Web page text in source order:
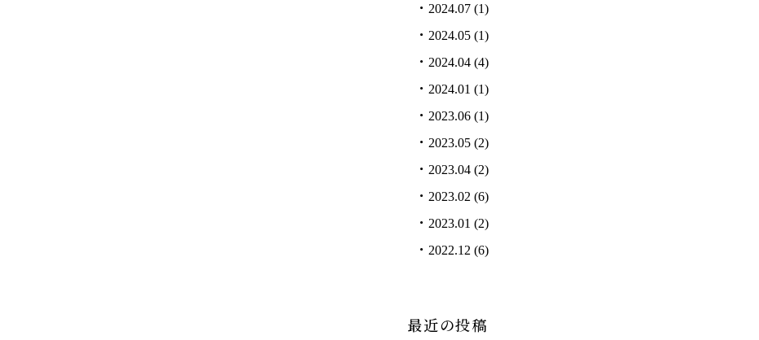
2024.07 (1)
2024.05 (1)
2024.04 (4)
2024.01 (1)
2023.06 (1)
2023.05 (2)
2023.04 (2)
2023.02 (6)
2023.01 (2)
2022.12 (6)
最近の投稿